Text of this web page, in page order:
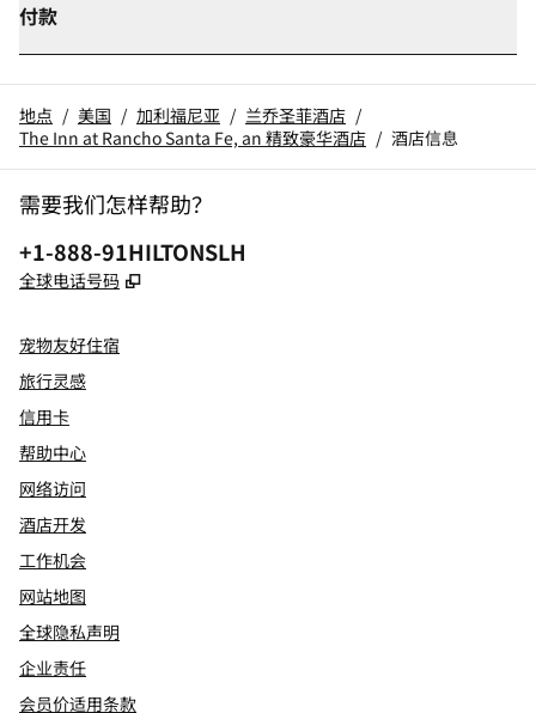
付款
地点 / 美国 / 加利福尼亚 / 兰乔圣菲酒店 /
The Inn at Rancho Santa Fe, an 精致豪华酒店 / 酒店信息
需要我们怎样帮助？
电话:
+1-888-91HILTONSLH
全球电话号码 ,
宠物友好住宿
旅行灵感
信用卡
帮助中心
网络访问
酒店开发
工作机会
网站地图
全球隐私声明
企业责任
会员价适用条款